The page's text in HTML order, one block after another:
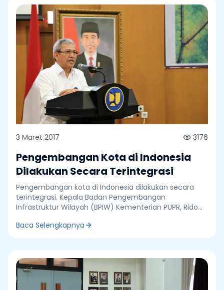
3 Maret 2017 3176
Pengembangan Kota di Indonesia
Dilakukan Secara Terintegrasi
Pengembangan kota di Indonesia dilakukan secara
terintegrasi. Kepala Badan Pengembangan
Infrastruktur Wilayah (BPIW) Kementerian PUPR, Rido
dengan kerja sama antar kota dalam satu wilayah
Raya. Kawasan Banjar Bakula ini menghubungkan
lima daerah yaitu Kabupaten Batola, Kabupaten
Banjar, Kota Banjarmasin, Kota Banjarbaru, dan
sebagian Kabupaten Tanah Laut. Luas kawasan Banjar
Baca Selengkapnya